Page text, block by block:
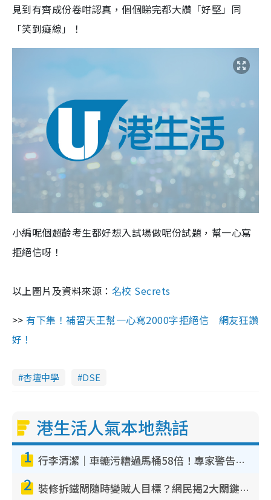
見到有齊成份卷咁認真，個個睇完都大讚「好堅」同
「笑到癡線」！
小編呢個超齡考生都好想入試場做呢份試題，幫一心寫
拒絕信呀！
以上圖片及資料來源： 名校 Secrets
>> 有下集！補習天王幫一心寫2000字拒絕信 網友狂讚
好！
杏壇中學 DSE
港生活人氣本地熱話
1 行李清潔｜車轆污糟過馬桶58倍！專家警告忌用酒精抹 教1招免污手除菌
2 裝修拆鐵閘隨時變賊人目標？網民揭2大關鍵用途：裝新式等於白裝？附新舊鐵閘分別